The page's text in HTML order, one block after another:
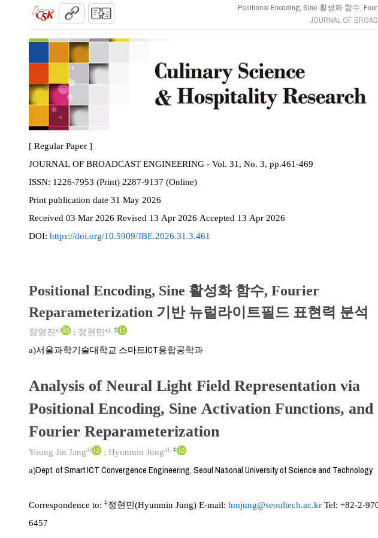
Positional Encoding, Sine 활성화 함수,
JOURNAL OF
[ Regular Paper ]
JOURNAL OF BROADCAST ENGINEERING - Vol. 31, No. 3, pp.461-469
ISSN:
1226-7953 (Print) 2287-9137 (Online)
Print publication date 31 May 2026
Received 03 Mar 2026 Revised 13 Apr 2026 Accepted 13 Apr 2026
DOI: https://doi.org/10.5909/JBE.2026.31.3.461
Positional Encoding, Sine 활성화 함수, Fourier
Reparameterization 기반 뉴럴라이트필드 표현력 분석
장영진a) ; 정현민a) ‡
a)서울과학기술대학교 스마트ICT융합공학과
Analysis of Neural Light Field Representation via
Positional Encoding, Sine Activation Functions, and
Fourier Reparameterization
Young Jin Janga) ; Hyunmin Junga) ‡
a)Dept. of Smart ICT Convergence Engineering, Seoul National University of Science and Technology
Correspondence to: ‡정현민(Hyunmin Jung) E-mail: hmjung@seoultech.ac.kr Tel: +82-2-
6457